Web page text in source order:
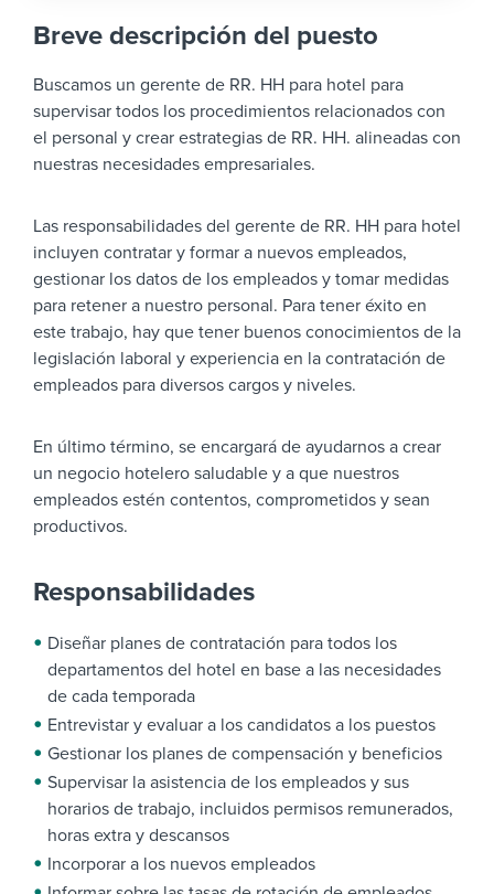
Breve descripción del puesto
Buscamos un gerente de RR. HH para hotel para
supervisar todos los procedimientos relacionados con
el personal y crear estrategias de RR. HH. alineadas con
nuestras necesidades empresariales.
Las responsabilidades del gerente de RR. HH para hotel
incluyen contratar y formar a nuevos empleados,
gestionar los datos de los empleados y tomar medidas
para retener a nuestro personal. Para tener éxito en
este trabajo, hay que tener buenos conocimientos de la
legislación laboral y experiencia en la contratación de
empleados para diversos cargos y niveles.
En último término, se encargará de ayudarnos a crear
un negocio hotelero saludable y a que nuestros
empleados estén contentos, comprometidos y sean
productivos.
Responsabilidades
Diseñar planes de contratación para todos los
departamentos del hotel en base a las necesidades
de cada temporada
Entrevistar y evaluar a los candidatos a los puestos
Gestionar los planes de compensación y beneficios
Supervisar la asistencia de los empleados y sus
horarios de trabajo, incluidos permisos remunerados,
horas extra y descansos
Incorporar a los nuevos empleados